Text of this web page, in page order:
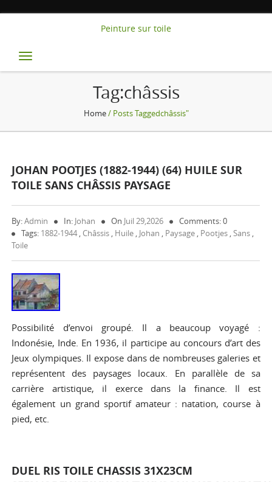
Peinture sur toile
Toggle
navigation
Tag:châssis
Home/ Posts Taggedchâssis"
JOHAN POOTJES (1882-1944) (64) HUILE SUR
TOILE SANS CHÂSSIS PAYSAGE
By:Admin In: Johan On Juil 29,2026
Comments: 0
Tags: 1882-1944 , Châssis , Huile , Johan , Paysage , Pootjes ,Sans ,
Toile
Possibilité d’envoi groupé. Il a beaucoup voyagé :
Indonésie, Inde. En 1936, il participe au concours d’art des
Jeux olympiques. Il expose dans de nombreuses galeries et
représentent des paysages locaux. En parallèle de sa
carrière artistique, il exerce dans la finance. Il est
également un grand sportif amateur : natation, course à
pied, etc.
DUEL RIS TOILE CHASSIS 31X23CM